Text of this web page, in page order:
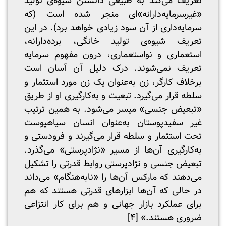
«غیرسرمایه‌دارانه»ای منجر شده است (که
سرمایه‌داری از آن سود زیادی خواهد برد). در این
تعریف شیوه‌ی تولید خانگی، برده‌دارانه،
استعماری و نواستعماری، درون مفهوم سرمایه
تعریف نمی‌شوند. درک دلیل آن آسان است
برخلاف کارگر، زن به‌عنوان یک زن مورد استثمار و
سلطه قرار می‌گیرد. تبعیت و به‌کارگیری او از طریق
«تبعیض جنسی» میسر می‌شود. به همین ترتیب
غیر سفیدپوستان به‌عنوان انسان سیاهپوست
تحت استثمار و سلطه قرار می‌گیرند و فرودستی و
به‌کارگیری آن‌ها از مسیر «نژادپرستی» می‌گذرد.
تبعیض جنسی و نژادپرستی روابط قدرتی را تشکیل
می‌دهند که مارکس آن‌ها را «نابه‌هنگام» می‌داند
در حالی که آن‌ها ابزارهای قدرتی هستند که هم
برای عملکرد بازار جهانی و هم برای کار انتزاعی
ضروری هستند.» [۴]